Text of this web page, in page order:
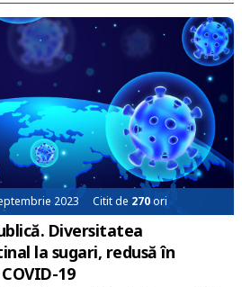
2023 Citit de 270ori
Diversitatea
la sugari, redusă în
19